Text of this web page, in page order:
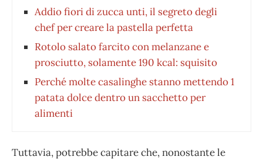
Addio fiori di zucca unti, il segreto degli
chef per creare la pastella perfetta
Rotolo salato farcito con melanzane e
prosciutto, solamente 190 kcal: squisito
Perché molte casalinghe stanno mettendo 1
patata dolce dentro un sacchetto per
alimenti
Tuttavia, potrebbe capitare che, nonostante le